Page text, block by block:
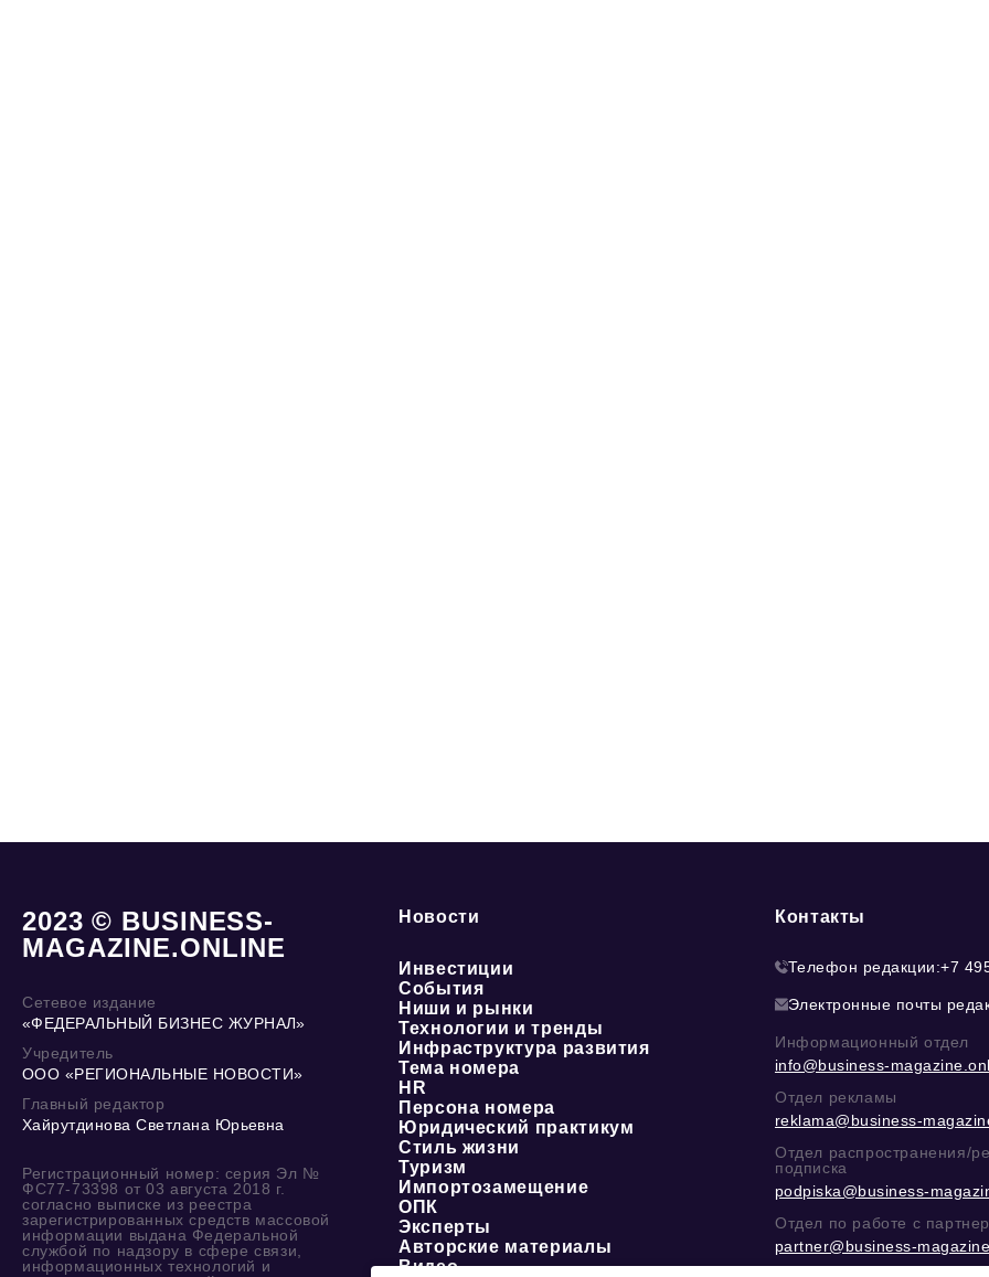
2023 © BUSINESS-
MAGAZINE.ONLINE
Сетевое издание
«ФЕДЕРАЛЬНЫЙ БИЗНЕС ЖУРНАЛ»
Учредитель
ООО «РЕГИОНАЛЬНЫЕ НОВОСТИ»
Главный редактор
Хайрутдинова Светлана Юрьевна
Регистрационный номер: серия Эл №
ФС77-73398 от 03 августа 2018 г.
согласно выписке из реестра
зарегистрированных средств массовой
информации выдана Федеральной
службой по надзору в сфере связи,
информационных технологий и
Новости
Инвестиции
События
Ниши и рынки
Технологии и тренды
Инфраструктура развития
Тема номера
HR
Персона номера
Юридический практикум
Стиль жизни
Туризм
Импортозамещение
ОПК
Эксперты
Авторские материалы
Видео
Контакты
Телефон редакции:+7
Электронные почты
Информационный отдел
info@business-
Отдел рекламы
reklama@business-
Отдел распространения/
подписка
podpiska@business-
Отдел по работе с
partner@business-